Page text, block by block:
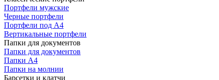
Портфели мужские
Черные портфели
Портфели под А4
Вертикальные портфели
Папки для документов
Папки для документов
Папки А4
Папки на молнии
Барсетки и клатчи